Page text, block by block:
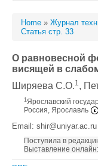
Home » Журнал
Статья стр. 33
О равновесной
висящей в
Ширяева С.О.1,
1 Ярославский
Россия, Ярославль
Email: shir@uniyar.ac.ru
Поступила в
Выставление